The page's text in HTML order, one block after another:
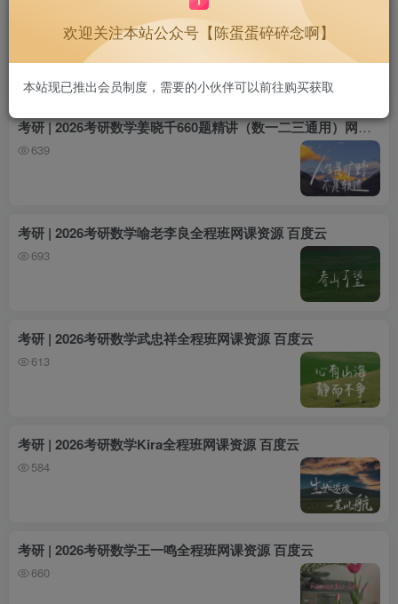
考研 | 2026考研英语颉斌斌全程班网课资源 百度云
考研 | 2026考研数学姜晓千660题精讲（数一二三通用）网课资源 百度云
639
考研 | 2026考研数学喻老李良全程班网课资源 百度云
693
考研 | 2026考研数学武忠祥全程班网课资源 百度云
613
考研 | 2026考研数学Kira全程班网课资源 百度云
584
考研 | 2026考研数学王一鸣全程班网课资源 百度云
660
欢迎关注本站公众号【陈蛋蛋碎碎念啊】
本站现已推出会员制度，需要的小伙伴可以前往购买获取